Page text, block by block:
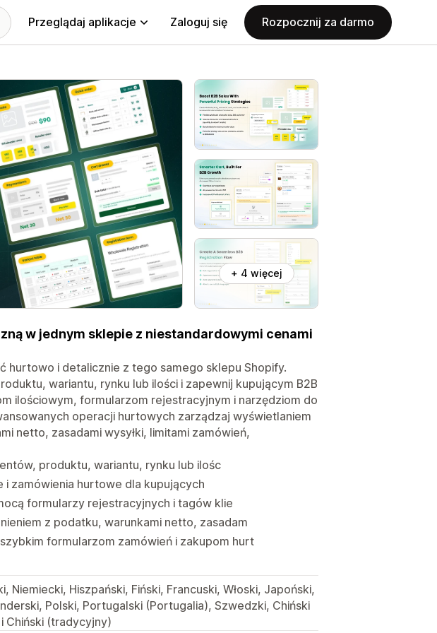
Przeglądaj aplikacje Zaloguj się Rozpocznij za darmo
+ 4 więcej
w jednym sklepie z niestandardowymi cenami
hurtowo i detalicznie z tego samego sklepu Shopify.
wariantu, rynku lub ilości i zapewnij kupującym B2B
ilościowym, formularzom rejestracyjnym i narzędziom do
operacji hurtowych zarządzaj wyświetlaniem
netto, zasadami wysyłki, limitami zamówień,
produktu, wariantu, rynku lub ilośc
zamówienia hurtowe dla kupujących
formularzy rejestracyjnych i tagów klie
z podatku, warunkami netto, zasadam
formularzom zamówień i zakupom hurt
Niemiecki, Hiszpański, Fiński, Francuski, Włoski, Japoński,
Polski, Portugalski (Portugalia), Szwedzki, Chiński
Chiński (tradycyjny)